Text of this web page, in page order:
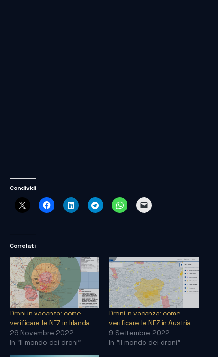
Condividi
Correlati
Droni in vacanza: come
verificare le NFZ in Irlanda
29 Novembre 2022
In "Il mondo dei droni"
Droni in vacanza: come
verificare le NFZ in Austria
9 Settembre 2022
In "Il mondo dei droni"